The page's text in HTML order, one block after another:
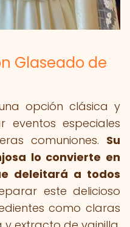
Glaseado de
opción clásica y
eventos especiales
comuniones. Su
lo convierte en
deleitará a todos
este delicioso
como claras